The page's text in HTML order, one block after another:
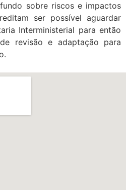
sobre riscos e impactos
ser possível aguardar
Interministerial para então
revisão e adaptação para